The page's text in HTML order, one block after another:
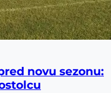
novu sezonu: